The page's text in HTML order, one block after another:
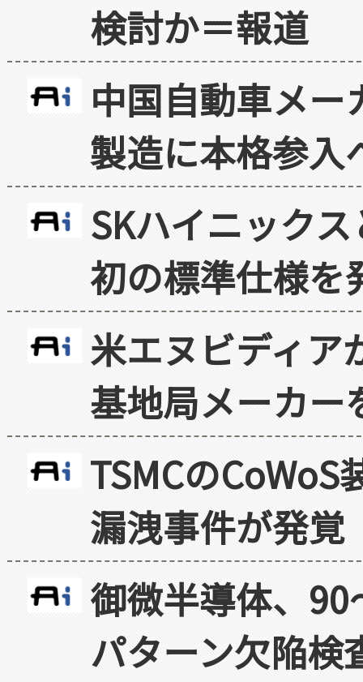
検討か＝報道
中国自動車メ
製造に本格参入
SKハイニック
初の標準仕様を
米エヌビディア
基地局メーカー
TSMCの
漏洩事件が発覚
御微半導体、
パターン欠陥検